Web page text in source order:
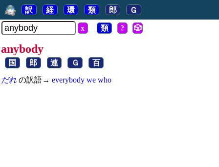
訳 経 環 類 郎 Ｇ
x 類 ? 🎲
anybody
国 郎 連 Ｇ 百
だれ の訳語→ everybody we who